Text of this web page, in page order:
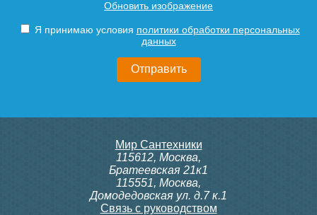
4 500
Подробнее
Комнатный термостат
Подробнее
ITTZ.090.350.2900 с
решеткой GRILL.LGA-35-
2900 natural
53 658
ITTL.110.220.2400 с
gold
Обновить изображение
Я принимаю условия политики обработки персональных
данных
Мир Сантехники
115612, Москва,
Братеевская 21к1
115551, Москва,
Домодедовская ул. д.7 к.1
Связь с руководством